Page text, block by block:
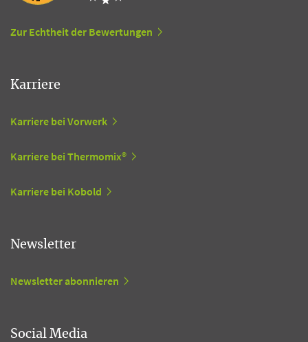
Zur Echtheit der Bewertungen
Karriere
Karriere bei Vorwerk
Karriere bei Thermomix®
Karriere bei Kobold
Newsletter
Newsletter abonnieren
Social Media